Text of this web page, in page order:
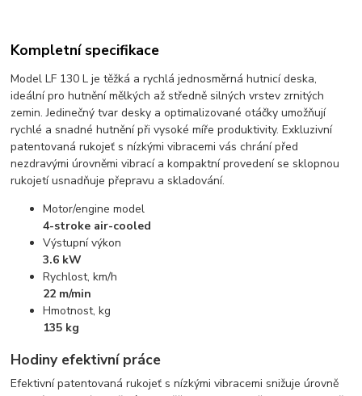
Kompletní specifikace
Model LF 130 L je těžká a rychlá jednosměrná hutnicí deska,
ideální pro hutnění mělkých až středně silných vrstev zrnitých
zemin. Jedinečný tvar desky a optimalizované otáčky umožňují
rychlé a snadné hutnění při vysoké míře produktivity. Exkluzivní
patentovaná rukojeť s nízkými vibracemi vás chrání před
nezdravými úrovněmi vibrací a kompaktní provedení se sklopnou
rukojetí usnadňuje přepravu a skladování.
Motor/engine model
4-stroke air-cooled
Výstupní výkon
3.6 kW
Rychlost, km/h
22 m/min
Hmotnost, kg
135 kg
Hodiny efektivní práce
Efektivní patentovaná rukojeť s nízkými vibracemi snižuje úrovně